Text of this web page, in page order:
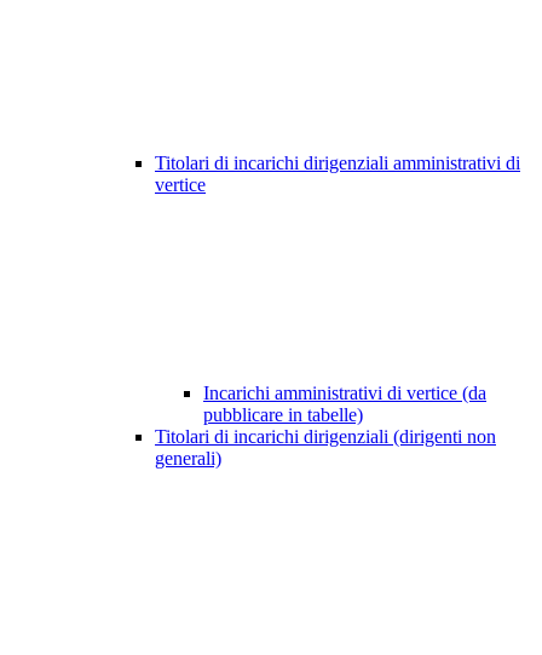
Titolari di incarichi dirigenziali amministrativi di
vertice
Incarichi amministrativi di vertice (da
pubblicare in tabelle)
Titolari di incarichi dirigenziali (dirigenti non
generali)